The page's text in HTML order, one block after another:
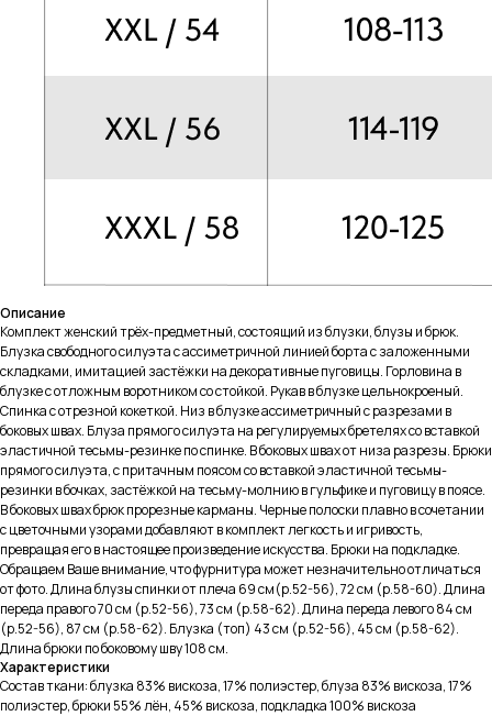
Описание
Комплект женский трёх-предметный, состоящий из блузки, блузы и брюк.
Блузка свободного силуэта с ассиметричной линией борта с заложенными
складками, имитацией застёжки на декоративные пуговицы. Горловина в
блузке с отложным воротником со стойкой. Рукав в блузке цельнокроеный.
Спинка с отрезной кокеткой. Низ в блузке ассиметричный с разрезами в
боковых швах. Блуза прямого силуэта на регулируемых бретелях со вставкой
эластичной тесьмы-резинке по спинке. В боковых швах от низа разрезы. Брюки
прямого силуэта, с притачным поясом со вставкой эластичной тесьмы-
резинки в бочках, застёжкой на тесьму-молнию в гульфике и пуговицу в поясе.
В боковых швах брюк прорезные карманы. Черные полоски плавно в сочетании
с цветочными узорами добавляют в комплект легкость и игривость,
превращая его в настоящее произведение искусства. Брюки на подкладке.
Обращаем Ваше внимание, что фурнитура может незначительно отличаться
от фото. Длина блузы спинки от плеча 69 см(р.52-56), 72 см (р.58-60). Длина
переда правого 70 см (р.52-56), 73 см (р.58-62). Длина переда левого 84 см
(р.52-56), 87 см (р.58-62). Блузка (топ) 43 см (р.52-56), 45 см (р.58-62).
Длина брюки по боковому шву 108 см.
Характеристики
Состав ткани: блузка 83% вискоза, 17% полиэстер, блуза 83% вискоза, 17%
полиэстер, брюки 55% лён, 45% вискоза, подкладка 100% вискоза